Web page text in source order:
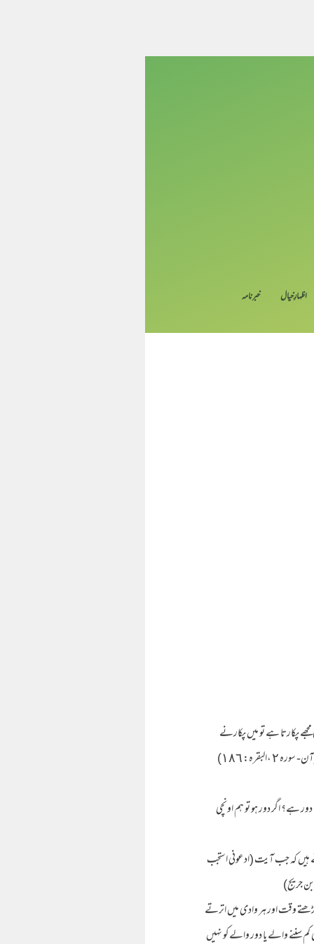
اظہارِ خیال خبرنامہ
ہے تو میں پکارنے
١٨٦)
ہے؟ اگر دور ہو تو ہم اونچی
ہیں کہ جب آیت (ادعونی استجب
جریج)
وقت اور ہر وادی میں اترتے
سننے والے یا دور والے کو نہیں